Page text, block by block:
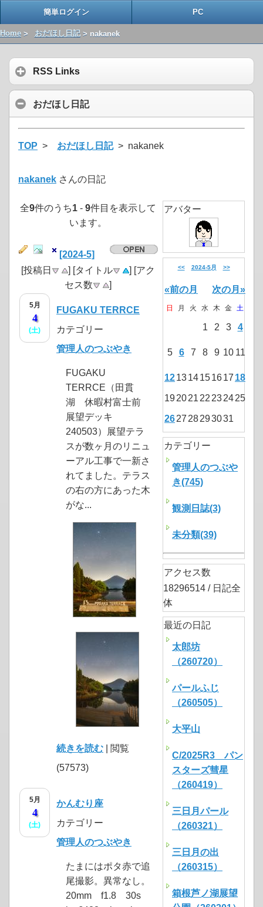
簡単ログイン PC
Home > おだほし日記> nakanek
RSS Links
おだほし日記
TOP > おだほし日記> nakanek
nakanek さんの日記
全9件のうち1 - 9件目を表示して
います。
[2024-5]
[投稿日
] [タイトル
] [アク
セス数
]
5月
4
(土)
FUGAKU TERRCE
カテゴリー
管理人のつぶやき
FUGAKU
TERRCE（田貫
湖 休暇村富士前
展望デッキ
240503）展望テラ
スが数ヶ月のリニュ
ーアル工事で一新さ
れてました。テラス
の右の方にあった木
がな...
続きを読む | 閲覧
(57573)
5月
4
(土)
かんむり座
カテゴリー
管理人のつぶやき
たまにはポタ赤で追
尾撮影。異常なし。
20mm f1.8 30s
アバター
<< 2024-5月 >>
«前の月 次の月»
日 月 火 水 木 金 土
1 2 3 4
5 6 7 8 9 10 11
121314151617 18
192021 22 232425
2627 28293031
カテゴリー
管理人のつぶや
き(745)
観測日誌(3)
未分類(39)
アクセス数
18296514 / 日記全
体
最近の日記
太郎坊
（260720）
パールふじ
（260505）
大平山
C/2025R3 パン
スターズ彗星
（260419）
三日月パール
（260321）
三日月の出
（260315）
箱根芦ノ湖展望